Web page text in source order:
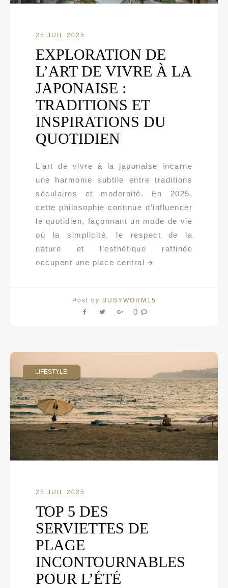
25 JUIL 2025
EXPLORATION DE
L’ART DE VIVRE À LA
JAPONAISE :
TRADITIONS ET
INSPIRATIONS DU
QUOTIDIEN
L’art de vivre à la japonaise incarne
une harmonie subtile entre traditions
séculaires et modernité. En 2025,
cette philosophie continue d’influencer
le quotidien, façonnant un mode de vie
où la simplicité, le respect de la
nature et l’esthétique raffinée
occupent une place central
Post by BUSYWORM15
0
LIFESTYLE
25 JUIL 2025
TOP 5 DES
SERVIETTES DE
PLAGE
INCONTOURNABLES
POUR L’ÉTÉ